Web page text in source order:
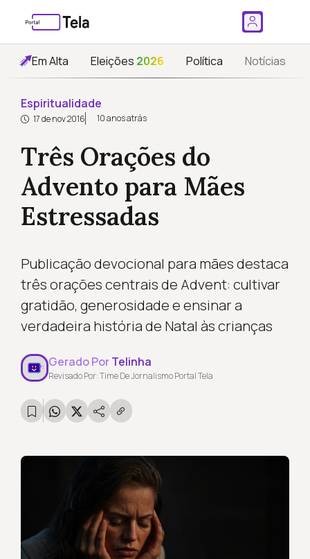
Em Alta Eleições 2026 Política Notícias
Espiritualidade
17 de nov 2016 10 anos atrás
Três Orações do
Advento para Mães
Estressadas
Publicação devocional para mães destaca
três orações centrais de Advent: cultivar
gratidão, generosidade e ensinar a
verdadeira história de Natal às crianças
Gerado PorTelinha
Revisado Por: Time De Jornalismo Portal Tela